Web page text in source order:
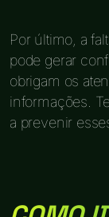
Por último, a
pode gerar
obrigam os
informações.
a prevenir